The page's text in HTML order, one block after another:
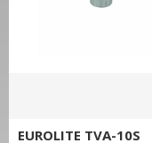
EUROLITE TVA-10S